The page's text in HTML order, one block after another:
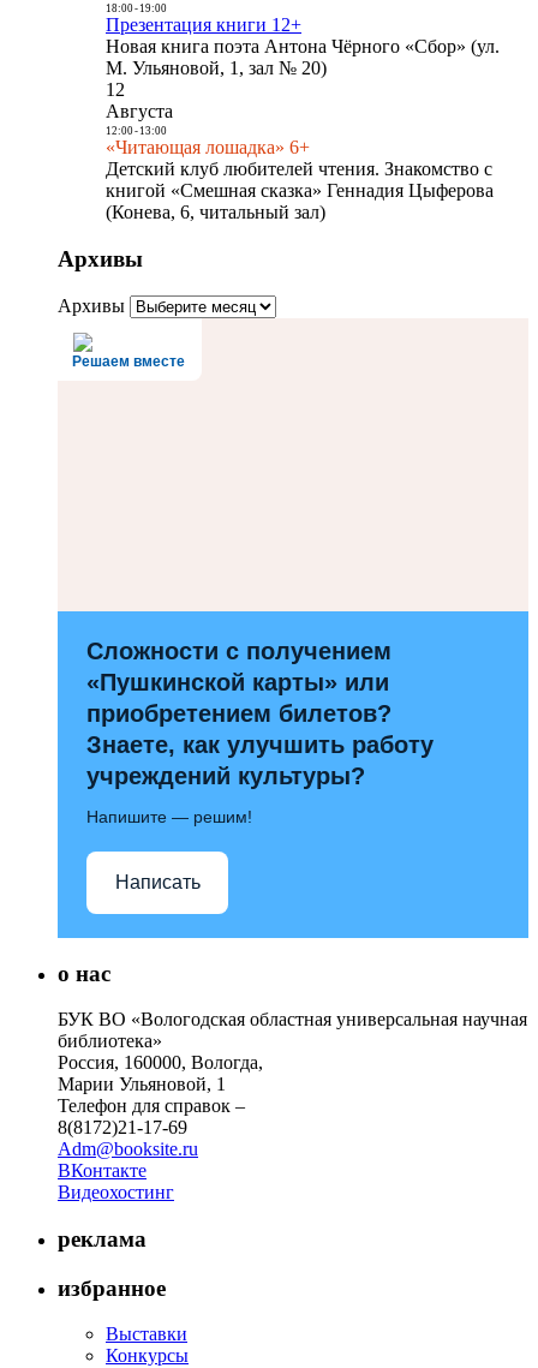
18:00- 19:00
Презентация книги 12+
Новая книга поэта Антона Чёрного «Сбор» (ул.
М. Ульяновой, 1, зал № 20)
12
Августа
12:00- 13:00
«Читающая лошадка» 6+
Детский клуб любителей чтения. Знакомство с
книгой «Смешная сказка» Геннадия Цыферова
(Конева, 6, читальный зал)
Архивы
Архивы
Решаем вместе
Сложности с получением
«Пушкинской карты» или
приобретением билетов?
Знаете, как улучшить работу
учреждений культуры?
Напишите — решим!
Написать
о нас
БУК ВО «Вологодская областная универсальная научная
библиотека»
Россия, 160000, Вологда,
Марии Ульяновой, 1
Телефон для справок –
8(8172)21-17-69
Adm@booksite.ru
ВКонтакте
Видеохостинг
реклама
избранное
Выставки
Конкурсы